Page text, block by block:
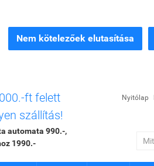
Nem kötelezőek elutasítása
ft felett
szállítás!
automata 990.-,
1990.-
Nyitólap